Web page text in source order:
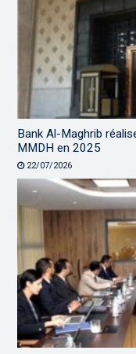
Bank Al-Maghrib
MMDH en 2025
22/07/2026